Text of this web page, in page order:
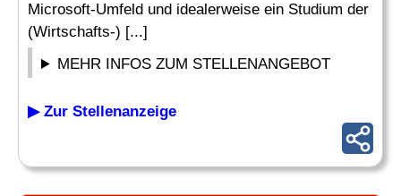
Microsoft-Umfeld und idealerweise ein Studium der
(Wirtschafts-) [...]
MEHR INFOS ZUM STELLENANGEBOT
▶ Zur Stellenanzeige